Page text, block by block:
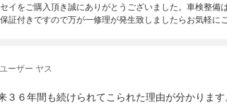
イをご購入頂き誠にありがとうございました。車検整備
証付きですので万が一修理が発生致しましたらお気軽
ーザー ヤス
３６年間も続けられてこられた理由が分かりま